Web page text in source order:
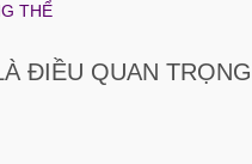
THỂ
ĐIỀU QUAN